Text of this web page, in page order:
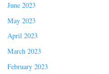
June 2023
May 2023
April 2023
March 2023
February 2023